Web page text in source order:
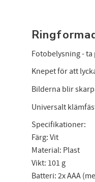
Fotobelysning -
Knepet för att
Bilderna blir
Universalt
Specifikationer:
Färg: Vit
Material: Plast
Vikt: 101 g
Batteri: 2x AAA